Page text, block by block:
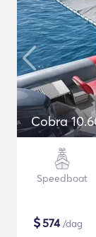
Cobra
Speedboat
$574/dag